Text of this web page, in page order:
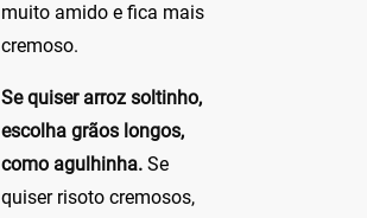
muito amido e fica mais
cremoso.
Se quiser arroz soltinho,
escolha grãos longos,
como agulhinha. Se
quiser risoto cremosos,